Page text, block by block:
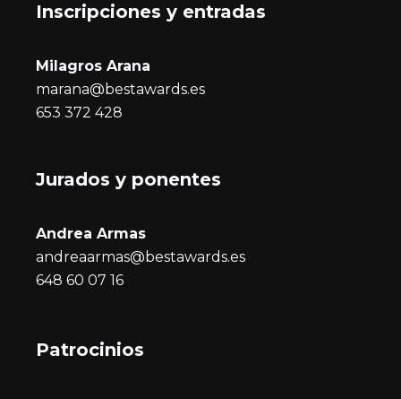
Inscripciones y entradas
Milagros Arana
marana@bestawards.es
653 372 428
Jurados y ponentes
Andrea Armas
andreaarmas@bestawards.es
648 60 07 16
Patrocinios